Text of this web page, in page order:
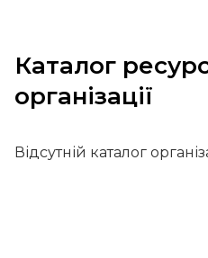
Каталог
організації
Відсутній каталог